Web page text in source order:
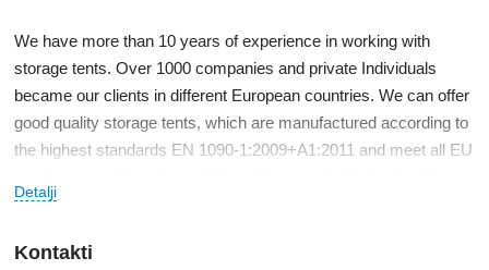
We have more than 10 years of experience in working with
storage tents. Over 1000 companies and private Individuals
became our clients in different European countries. We can offer
good quality storage tents, which are manufactured according to
the highest standards EN 1090-1:2009+A1:2011 and meet all EU
EU funding.
These are good reasons to order tents from us. You will remain
Detalji
Kontakti